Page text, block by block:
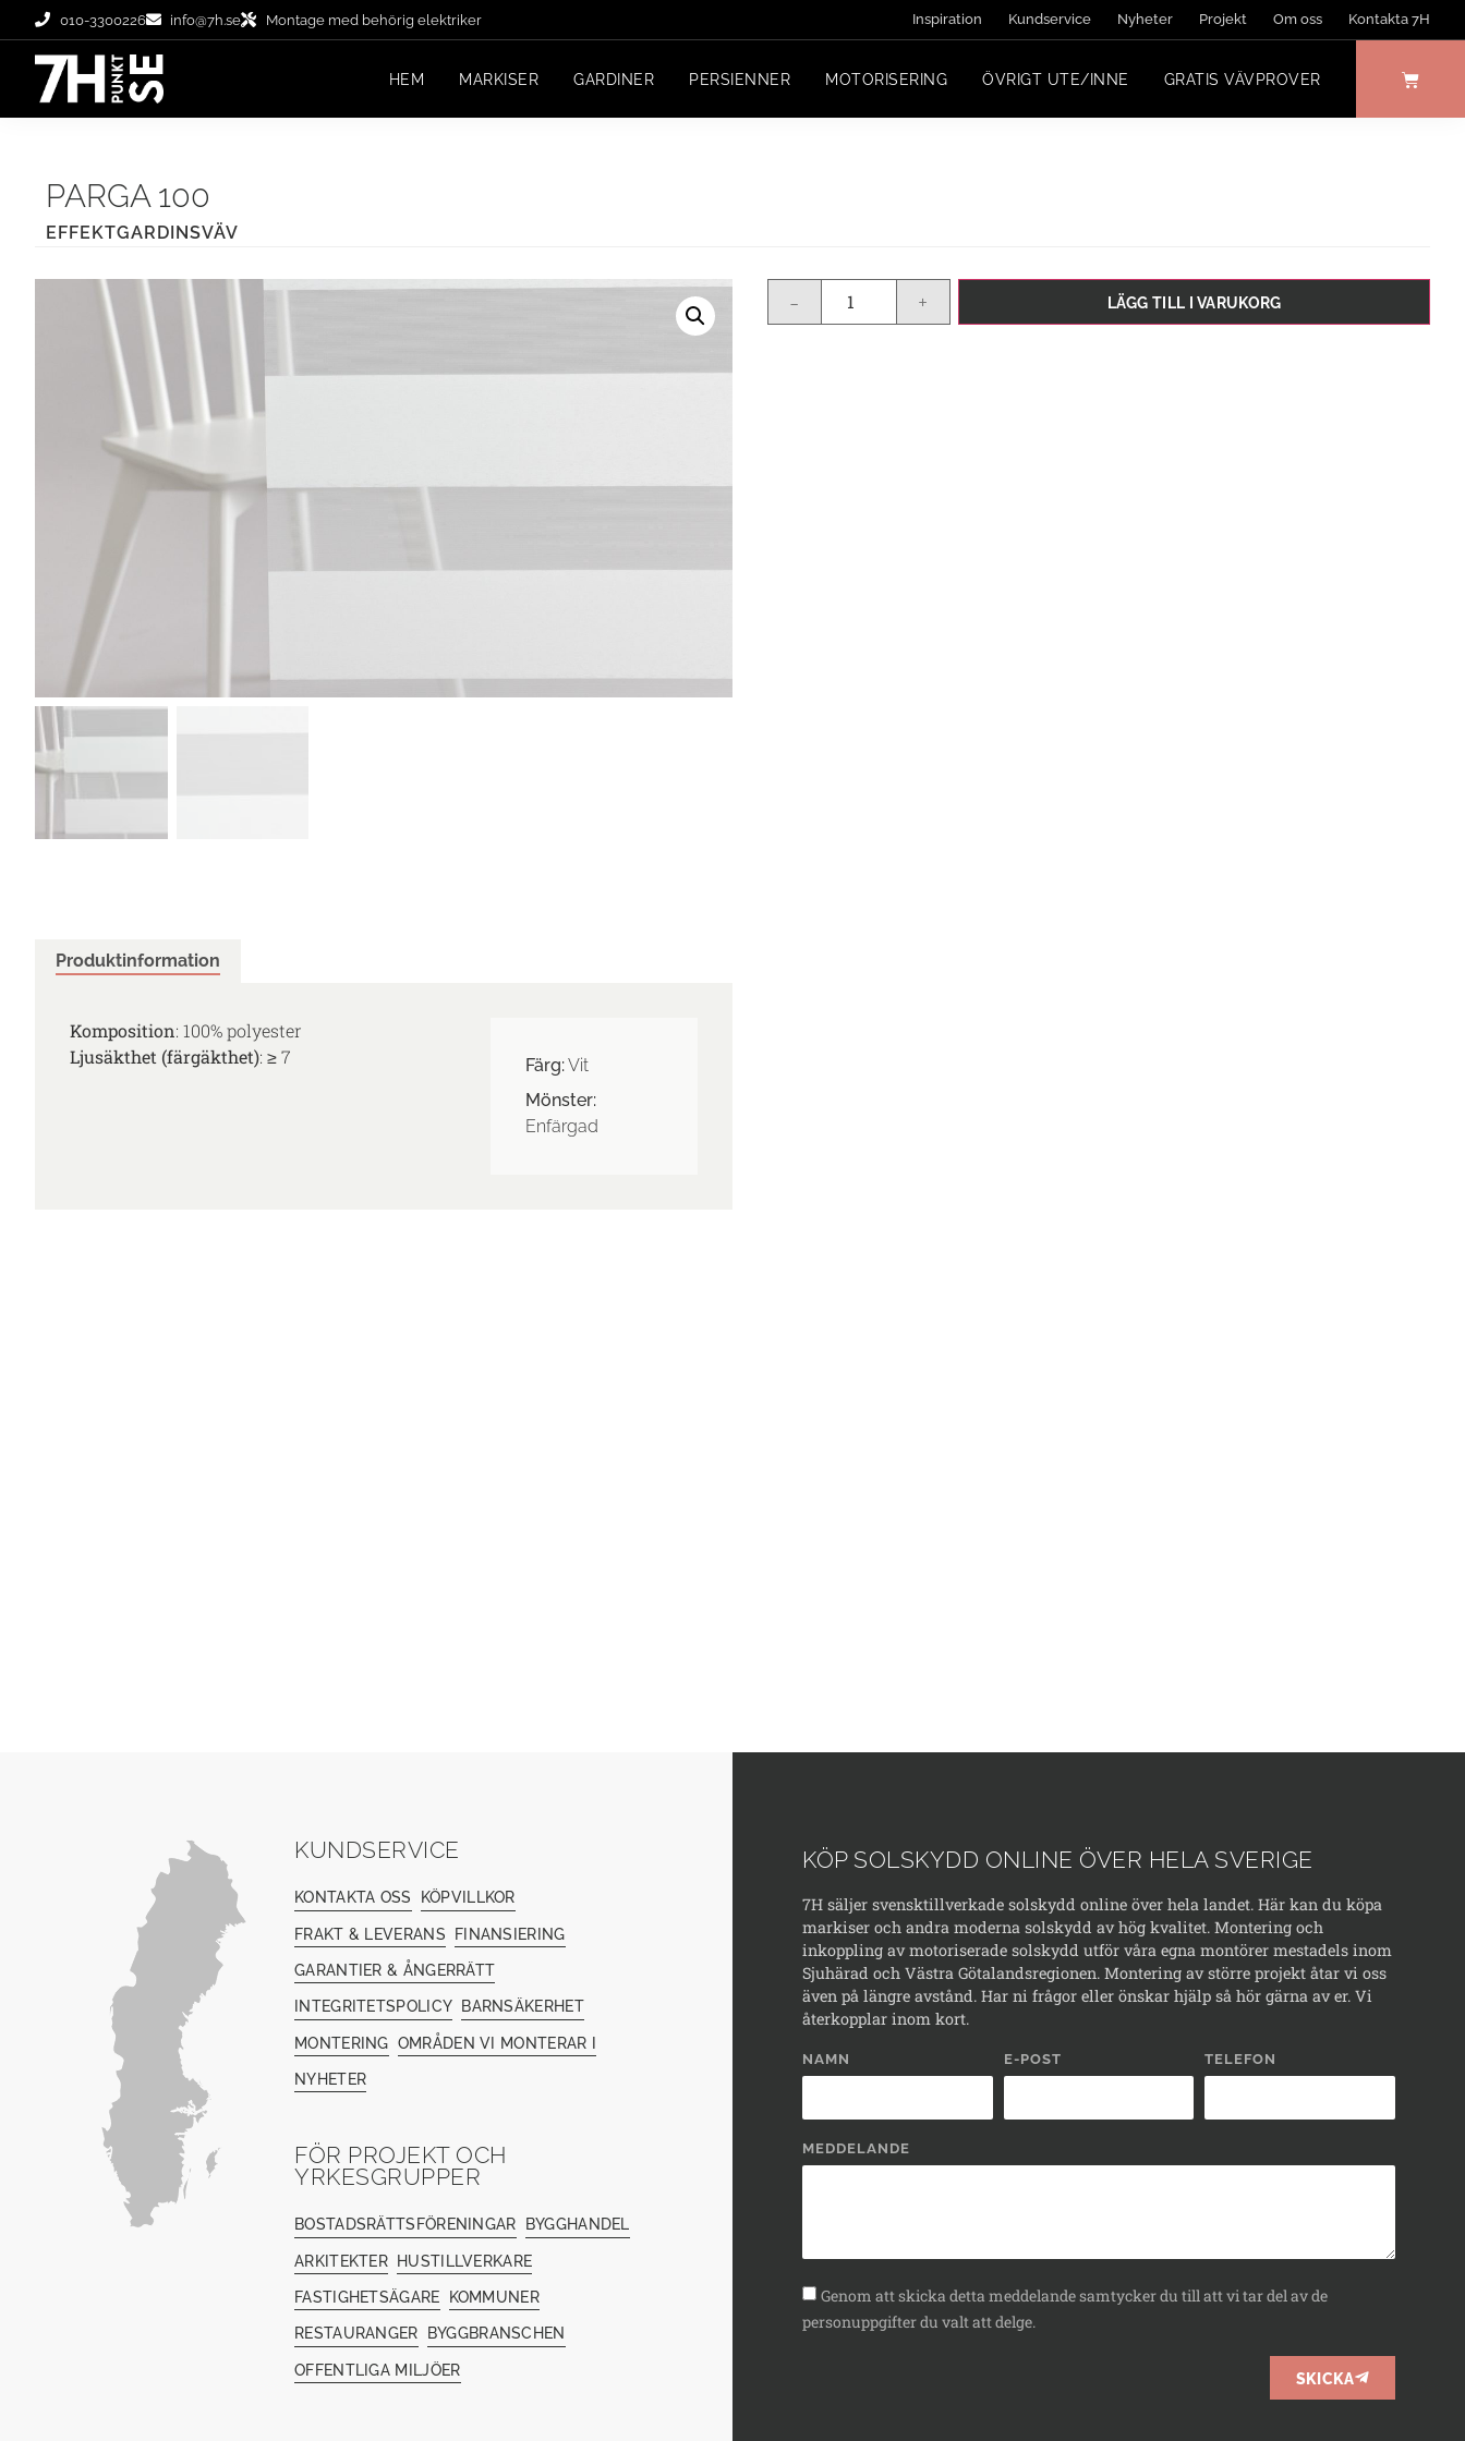
010-3300226 info@7h.se Montage med behörig elektriker Inspiration Kundservice Nyheter Projekt Om oss Kontakta 7H
HEM MARKISER GARDINER PERSIENNER MOTORISERING ÖVRIGT UTE/INNE GRATIS VÄVPROVER
PARGA 100
EFFEKTGARDINSVÄV
Produktinformation
Komposition: 100% polyester
Ljusäkthet (färgäkthet): ≥ 7 Färg:Vit
Mönster:
Enfärgad
- + LÄGG TILL I VARUKORG
KUNDSERVICE
KONTAKTA OSS
KÖPVILLKOR
FRAKT & LEVERANS FINANSIERING
GARANTIER & ÅNGERRÄTT
INTEGRITETSPOLICY BARNSÄKERHET
MONTERING OMRÅDEN VI MONTERAR I
NYHETER
FÖR PROJEKT OCH
YRKESGRUPPER
BOSTADSRÄTTSFÖRENINGAR BYGGHANDEL
ARKITEKTER HUSTILLVERKARE
FASTIGHETSÄGARE KOMMUNER
RESTAURANGER BYGGBRANSCHEN
OFFENTLIGA MILJÖER
KÖP SOLSKYDD ONLINE ÖVER HELA SVERIGE
7H säljer svensktillverkade solskydd online över hela landet. Här kan du köpa
markiser och andra moderna solskydd av hög kvalitet. Montering och
inkoppling av motoriserade solskydd utför våra egna montörer mestadels inom
Sjuhärad och Västra Götalandsregionen. Montering av större projekt åtar vi oss
även på längre avstånd. Har ni frågor eller önskar hjälp så hör gärna av er. Vi
återkopplar inom kort.
NAMN E-POST TELEFON
MEDDELANDE
Genom att skicka detta meddelande samtycker du till att vi tar del av de
personuppgifter du valt att delge.
SKICKA